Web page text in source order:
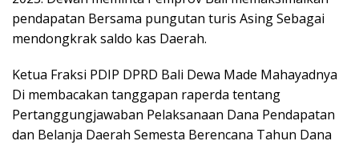
pendapatan Bersama pungutan turis Asing Sebagai
mendongkrak saldo kas Daerah.
Ketua Fraksi PDIP DPRD Bali Dewa Made Mahayadnya
Di membacakan tanggapan raperda tentang
Pertanggungjawaban Pelaksanaan Dana Pendapatan
dan Belanja Daerah Semesta Berencana Tahun Dana